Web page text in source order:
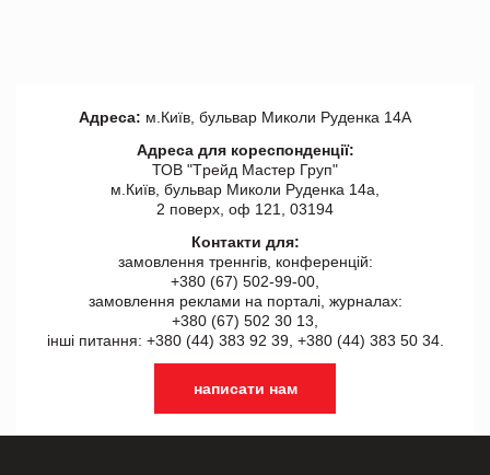
Адреса: м.Київ, бульвар Миколи Руденка 14А
Адреса для кореспонденції:
ТОВ "Tрейд Мастер Груп"
м.Київ, бульвар Миколи Руденка 14а,
2 поверх, оф 121, 03194
Контакти для:
замовлення треннгів, конференцій:
+380 (67) 502-99-00,
замовлення реклами на порталі, журналах:
+380 (67) 502 30 13,
інші питання: +380 (44) 383 92 39, +380 (44) 383 50 34.
написати нам